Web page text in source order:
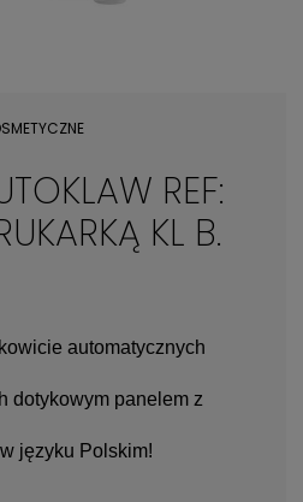
REF:
KL B.
automatycznych
dotykowym panelem z
języku Polskim!